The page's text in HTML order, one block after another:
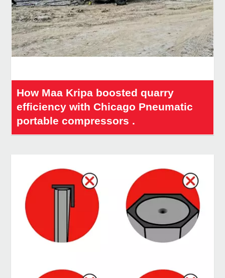
How Maa Kripa boosted quarry
efficiency with Chicago Pneumatic
portable compressors .